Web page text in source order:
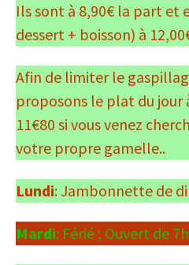
Ils sont à 8,90€ la part et
dessert + boisson) à
Afin de limiter le
proposons le plat du jour
11€80 si vous venez
votre propre gamelle..
Lundi: Jambonnette de
Mardi: Férié ; Ouvert de